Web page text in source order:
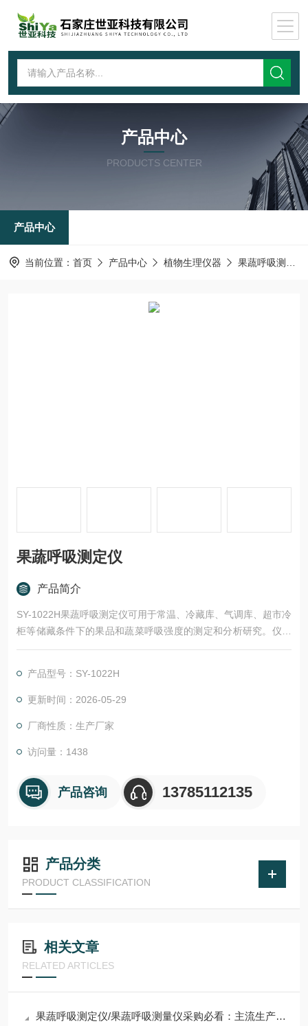
产品中心
PRODUCTS CENTER
产品中心
当前位置： 首页 产品中心 植物生理仪器 果蔬呼吸测定仪
果蔬呼吸测定仪
产品简介
SY-1022H果蔬呼吸测定仪可用于常温、冷藏库、气调库、超市冷
柜等储藏条件下的果品和蔬菜呼吸强度的测定和分析研究。仪器
可以同时显示呼吸室的CO2浓度、O2浓度、温度、湿度以及果蔬
试。非常适合食品，园艺、果品、蔬菜、外贸等各类学校、科研
院所用于各类果品和蔬菜的呼吸测定。
产品型号：SY-1022H
更新时间：2026-05-29
厂商性质：生产厂家
访问量：1438
产品咨询 13785112135
产品分类
PRODUCT CLASSIFICATION
相关文章
RELATED ARTICLES
果蔬呼吸测定仪/果蔬呼吸测量仪采购必看：主流生产企业评测